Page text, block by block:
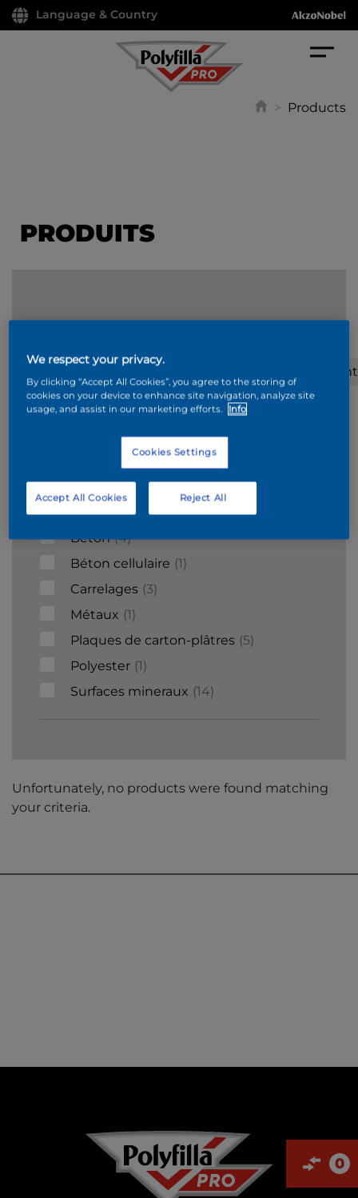
Language & Country
> Products
PRODUITS
Wood Plafonnage ciment
Acier galvanisé
1
Bois 9
Briques 6
Béton 4
Béton cellulaire 1
Carrelages 3
Métaux 1
Plaques de carton-plâtres 5
Polyester 1
Surfaces mineraux 14
Unfortunately, no products were found matching
your criteria.
0
We respect your privacy.
By clicking “Accept All Cookies”, you agree to the storing of
cookies on your device to enhance site navigation, analyze site
usage, and assist in our marketing efforts.
Info
Cookies Settings
Reject All
Accept All Cookies